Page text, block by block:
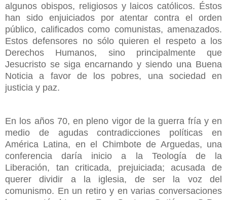
algunos obispos, religiosos y laicos católicos. Éstos
han sido enjuiciados por atentar contra el orden
público, calificados como comunistas, amenazados.
Estos defensores no sólo quieren el respeto a los
Derechos Humanos, sino principalmente que
Jesucristo se siga encarnando y siendo una Buena
Noticia a favor de los pobres, una sociedad en
justicia y paz.
En los años 70, en pleno vigor de la guerra fría y en
medio de agudas contradicciones políticas en
América Latina, en el Chimbote de Arguedas, una
conferencia daría inicio a la Teología de la
Liberación, tan criticada, prejuiciada; acusada de
querer dividir a la iglesia, de ser la voz del
comunismo. En un retiro y en varias conversaciones